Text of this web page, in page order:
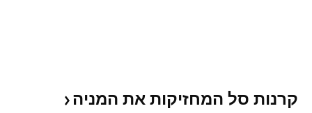
קרנות סל המחזיקות את המניה